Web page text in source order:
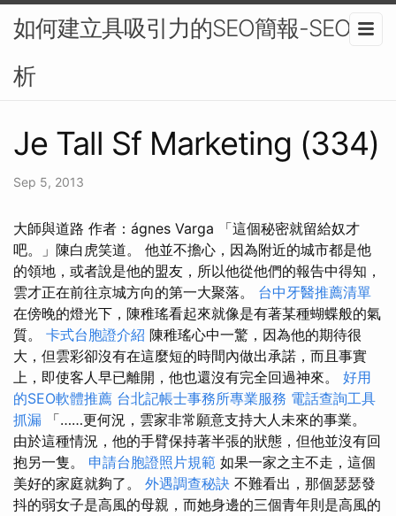
如何建立具吸引力的SEO簡報-SEO分
析
Je Tall Sf Marketing (334)
Sep 5, 2013
大師與道路 作者：ágnes Varga 「這個秘密就留給奴才
吧。」陳白虎笑道。 他並不擔心，因為附近的城市都是他
的領地，或者說是他的盟友，所以他從他們的報告中得知，
雲才正在前往京城方向的第一大聚落。 台中牙醫推薦清單
在傍晚的燈光下，陳稚瑤看起來就像是有著某種蝴蝶般的氣
質。 卡式台胞證介紹 陳稚瑤心中一驚，因為他的期待很
大，但雲彩卻沒有在這麼短的時間內做出承諾，而且事實
上，即使客人早已離開，他也還沒有完全回過神來。 好用
的SEO軟體推薦 台北記帳士事務所專業服務 電話查詢工具
抓漏 「……更何況，雲家非常願意支持大人未來的事業。
由於這種情況，他的手臂保持著半張的狀態，但他並沒有回
抱另一隻。 申請台胞證照片規範 如果一家之主不走，這個
美好的家庭就夠了。 外遇調查秘訣 不難看出，那個瑟瑟發
抖的弱女子是高風的母親，而她身邊的三個青年則是高風的